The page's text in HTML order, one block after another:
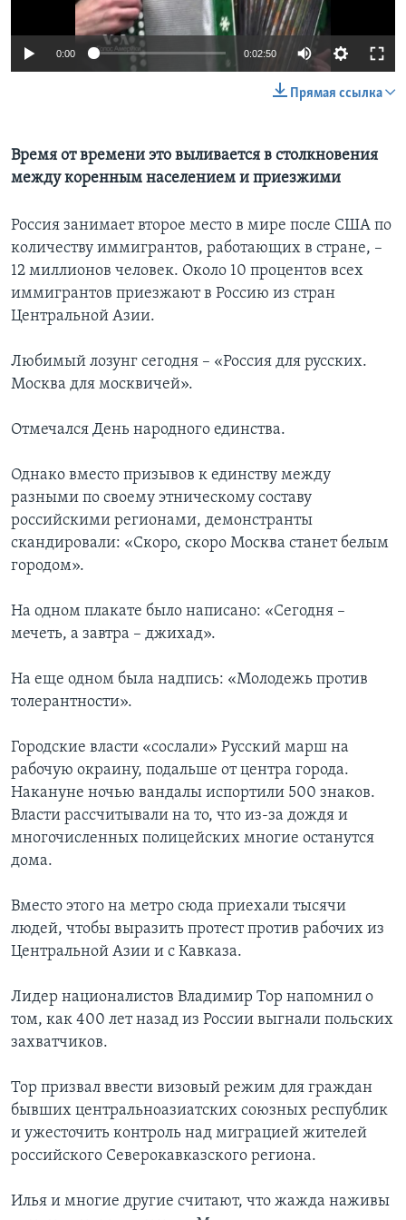
Learning English
0:00 0:02:50
Прямая ссылка
Время от времени это выливается в столкновения
между коренным населением и приезжими
Россия занимает второе место в мире после США по
количеству иммигрантов, работающих в стране, –
12 миллионов человек. Около 10 процентов всех
иммигрантов приезжают в Россию из стран
Центральной Азии.
Любимый лозунг сегодня – «Россия для русских.
Москва для москвичей».
Отмечался День народного единства.
Однако вместо призывов к единству между
разными по своему этническому составу
российскими регионами, демонстранты
скандировали: «Скоро, скоро Москва станет белым
городом».
На одном плакате было написано: «Сегодня –
мечеть, а завтра – джихад».
На еще одном была надпись: «Молодежь против
толерантности».
Городские власти «сослали» Русский марш на
рабочую окраину, подальше от центра города.
Накануне ночью вандалы испортили 500 знаков.
Власти рассчитывали на то, что из-за дождя и
многочисленных полицейских многие останутся
дома.
Вместо этого на метро сюда приехали тысячи
людей, чтобы выразить протест против рабочих из
Центральной Азии и с Кавказа.
Лидер националистов Владимир Тор напомнил о
том, как 400 лет назад из России выгнали польских
захватчиков.
Тор призвал ввести визовый режим для граждан
бывших центральноазиатских союзных республик
и ужесточить контроль над миграцией жителей
российского Северокавказского региона.
Илья и многие другие считают, что жажда наживы